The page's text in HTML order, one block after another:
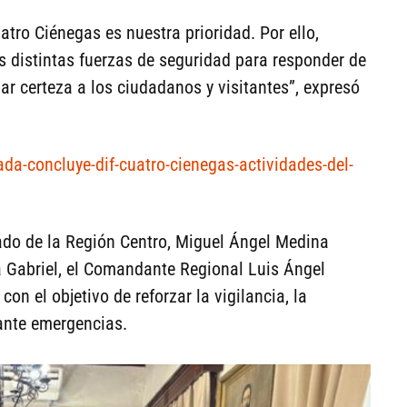
Ciénegas es nuestra prioridad. Por ello,
fuerzas de seguridad para responder de
certeza a los ciudadanos y visitantes”, expresó
concluye-dif-cuatro-cienegas-actividades-del-
de la Región Centro, Miguel Ángel Medina
el Comandante Regional Luis Ángel
el objetivo de reforzar la vigilancia, la
emergencias.